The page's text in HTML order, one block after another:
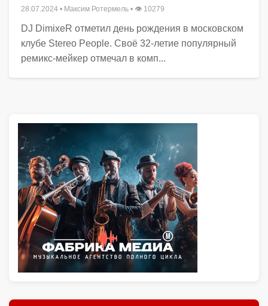
28.07.2024 • Максим Ротермель • 👁 10279
DJ DimixeR отметил день рождения в московском
клубе Stereo People. Своё 32-летие популярный
ремикс-мейкер отмечал в комп...